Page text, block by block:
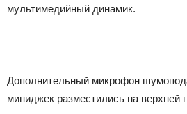
мультимедийный динамик.
Дополнительный микрофон
миниджек разместились на верхней